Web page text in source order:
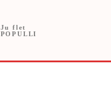
Ju flet
POPULLI